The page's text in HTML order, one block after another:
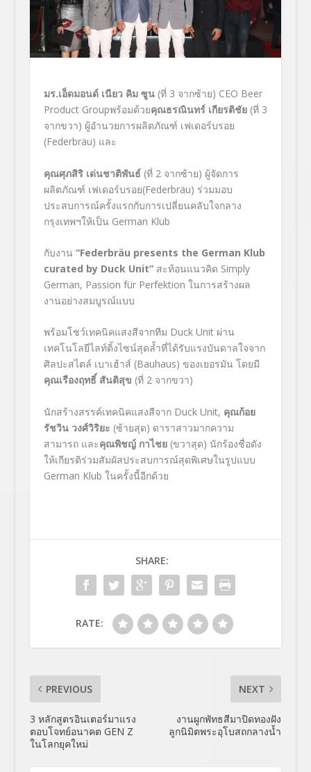
มร.เอ็ดมอนด์เนียว คิม ซูน(ที่ 3 จากซ้าย) CEO Beer
Product Groupพร้อมด้วยคุณธรณินทร์ เกียรติชัย(ที่ 3
จากขวา) ผู้อำนวยการผลิตภัณฑ์ เฟเดอร์บรอย
(Federbräu) และ
คุณศุภสิริ เด่นชาติพันธ์(ที่ 2 จากซ้าย) ผู้จัดการ
ผลิตภัณฑ์ เฟเดอร์บรอย(Federbräu) ร่วมมอบ
ประสบการณ์ครั้งแรกกับการเปลี่ยนคลับใจกลาง
กรุงเทพฯให้เป็น German Klub
กับงาน “Federbräu presents the German Klub
curated by Duck Unit”สะท้อนแนวคิด Simply
German, Passion für Perfektion ในการสร้างผล
งานอย่างสมบูรณ์แบบ
พร้อมโชว์เทคนิคแสงสีจากทีม Duck Unit ผ่าน
เทคโนโลยีไลท์ติ้งไซน์สุดล้ำที่ได้รับแรงบันดาลใจจาก
ศิลปะสไตล์ เบาเฮ้าส์ (Bauhaus) ของเยอรมัน โดยมี
คุณเรืองฤทธิ์ สันติสุข (ที่ 2 จากขวา)
นักสร้างสรรค์เทคนิคแสงสีจาก Duck Unit, คุณก้อย
รัชวิน วงศ์วิริยะ (ซ้ายสุด) ดาราสาวมากความ
สามารถ และคุณพิชญ์ กาไชย(ขวาสุด) นักร้องชื่อดัง
ให้เกียรติร่วมสัมผัสประสบการณ์สุดพิเศษในรูปแบบ
German Klub ในครั้งนี้อีกด้วย
SHARE:
RATE:
PREVIOUS
3 หลักสูตรอินเตอร์มาแรง
ตอบโจทย์อนาคต GEN Z
ในโลกยุคใหม่
NEXT
งานผูกพัทธสีมาปิดทองฝัง
ลูกนิมิตพระอุโบสถกลางน้ำ